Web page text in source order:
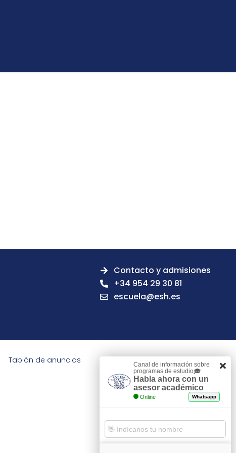
Contacto y admisiones
+34 954 29 30 81
escuela@esh.es
Tablón de anuncios
Canal de información sobre
programas de estudio🎓
Habla ahora con un
asesor académico
Online Whatsapp